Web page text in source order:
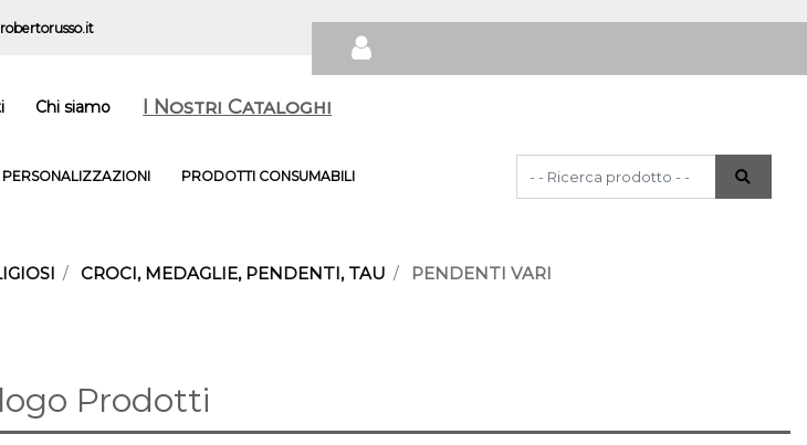
Chi siamo I Nostri Cataloghi
PERSONALIZZAZIONI PRODOTTI CONSUMABILI
La modifica di un filtro aggiorna
CROCI, MEDAGLIE, PENDENTI, TAU PENDENTI VARI
Prodotti